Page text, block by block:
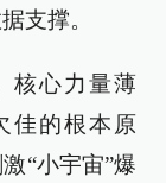
支撑。
核心力量薄
佳的根本原
“小宇宙”爆